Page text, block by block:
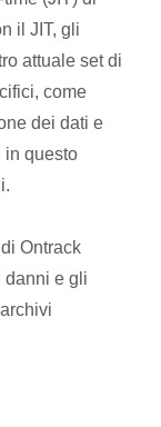
il JIT, gli
attuale set di
come
dei dati e
in questo
Ontrack
danni e gli